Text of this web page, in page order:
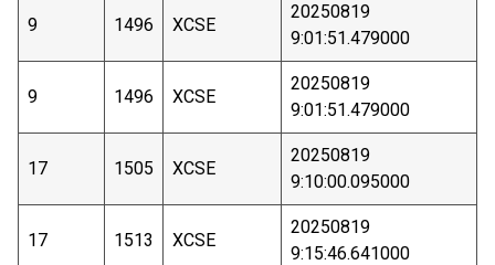
9 1496 XCSE
20250819
9:01:51.479000
9 1496 XCSE
20250819
9:01:51.479000
17 1505 XCSE
20250819
9:10:00.095000
17 1513 XCSE
20250819
9:15:46.641000